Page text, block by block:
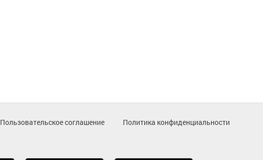
Пользовательское соглашение
Политика конфиденциальности